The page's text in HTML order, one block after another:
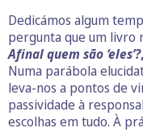
Dedicámos algum
pergunta que um livro
Afinal quem são ‘eles’?,
Numa parábola
leva-nos a pontos de
passividade à
escolhas em tudo. À